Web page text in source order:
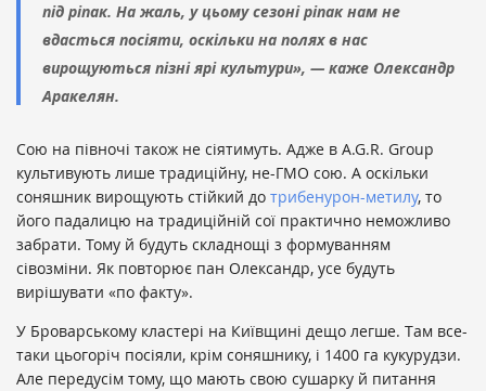
під ріпак. На жаль, у цьому сезоні ріпак нам не
вдасться посіяти, оскільки на полях в нас
вирощуються пізні ярі культури», — каже Олександр
Аракелян.
Сою на півночі також не сіятимуть. Адже в A.G.R. Group
культивують лише традиційну, не-ГМО сою. А оскільки
соняшник вирощують стійкий до трибенурон-метилу, то
його падалицю на традиційній сої практично неможливо
забрати. Тому й будуть складнощі з формуванням
сівозміни. Як повторює пан Олександр, усе будуть
вирішувати «по факту».
У Броварському кластері на Київщині дещо легше. Там все-
таки цьогоріч посіяли, крім соняшнику, і 1400 га кукурудзи.
Але передусім тому, що мають свою сушарку й питання